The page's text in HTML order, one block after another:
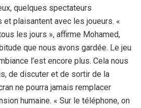
quelques spectateurs
plaisantent avec les joueurs. «
les jours », affirme Mohamed,
que nous avons gardée. Le jeu
l’est encore plus. Cela nous
de discuter et de sortir de la
ne pourra jamais remplacer
humaine. « Sur le téléphone, on